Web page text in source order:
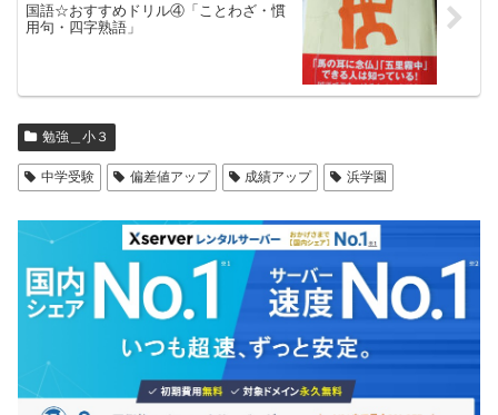
国語☆おすすめドリル④「ことわざ・慣
用句・四字熟語」
勉強＿小３
中学受験 偏差値アップ 成績アップ 浜学園